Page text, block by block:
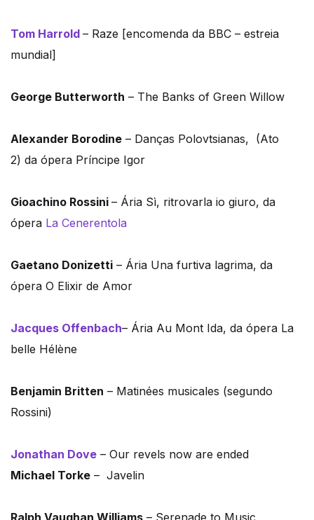
Tom Harrold – Raze [encomenda da BBC – estreia
mundial]
George Butterworth – The Banks of Green Willow
Alexander Borodine – Danças Polovtsianas, (Ato
2) da ópera Príncipe Igor
Gioachino Rossini – Ária Sì, ritrovarla io giuro, da
ópera La Cenerentola
Gaetano Donizetti – Ária Una furtiva lagrima, da
ópera O Elixir de Amor
Jacques Offenbach– Ária Au Mont Ida, da ópera La
belle Hélène
Benjamin Britten – Matinées musicales (segundo
Rossini)
Jonathan Dove – Our revels now are ended
Michael Torke – Javelin